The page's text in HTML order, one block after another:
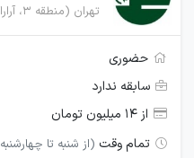
تهران (منطقه ۳، آرارات)
حضوری
سابقه ندارد
از ۱۴ میلیون تومان
تمام وقت (از شنبه تا چهارشنبه ۸ تا ۱۷)